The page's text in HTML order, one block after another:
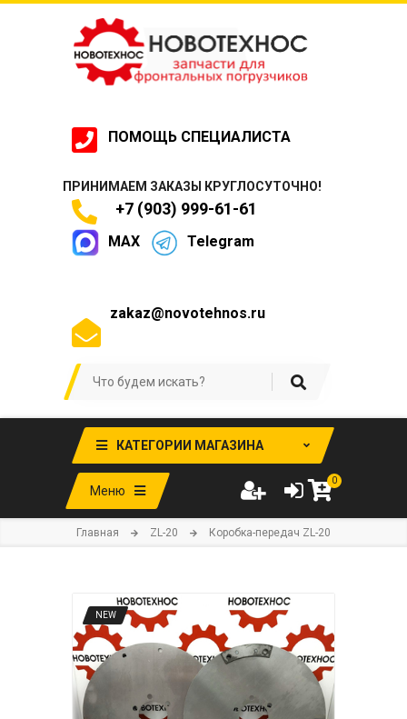
ПОМОЩЬ СПЕЦИАЛИСТА
ПРИНИМАЕМ ЗАКАЗЫ КРУГЛОСУТОЧНО!
+7 (903) 999-61-61
MAX Telegram
zakaz@novotehnos.ru
КАТЕГОРИИ МАГАЗИНА
Меню
0
Главная ZL-20 Коробка-передач ZL-20
NEW